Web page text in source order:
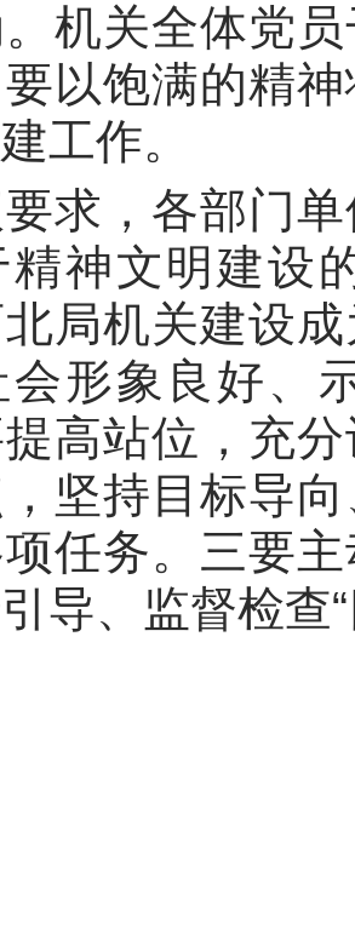
机关全体党
以饱满的精
工作。
求，各部门
神文明建设
局机关建设
会形象良好、
提高站位，充
坚持目标导
任务。 三要
导、监督检查“